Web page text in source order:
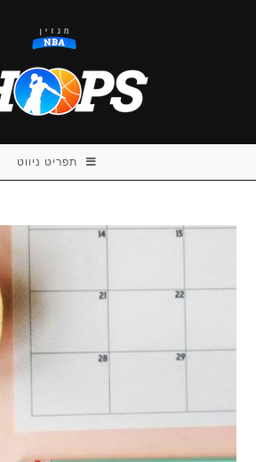
תפריט ניווט